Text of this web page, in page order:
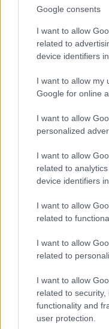
Google consents
I want to allow
related to
device identifiers
I want to allow my
Google for online
I want to allow
personalized
I want to allow
related to
device identifiers
I want to allow
related to
I want to allow
related to
I want to allow
related to
functionality and
user protection.
@kelemen12
Nekem például
mert olyan
kevés hasonló jut
Utána sokkal
Unbiased
Amikor Carrie a
Gellérthegy a
ruszkikból hülyét
egy állig
A Simone nevű nő,
parókát cserél vele,
bebörtönözni
hogy Yevgenijre
sansza lenne.